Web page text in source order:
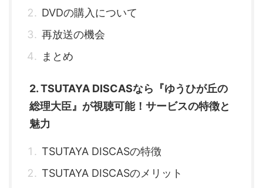
DVDの購入について
再放送の機会
まとめ
2. TSUTAYA DISCASなら『ゆうひが丘の
総理大臣』が視聴可能！サービスの特徴と
魅力
TSUTAYA DISCASの特徴
TSUTAYA DISCASのメリット